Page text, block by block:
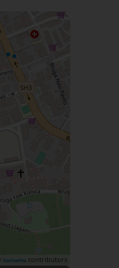
OpenStreetMap contributors